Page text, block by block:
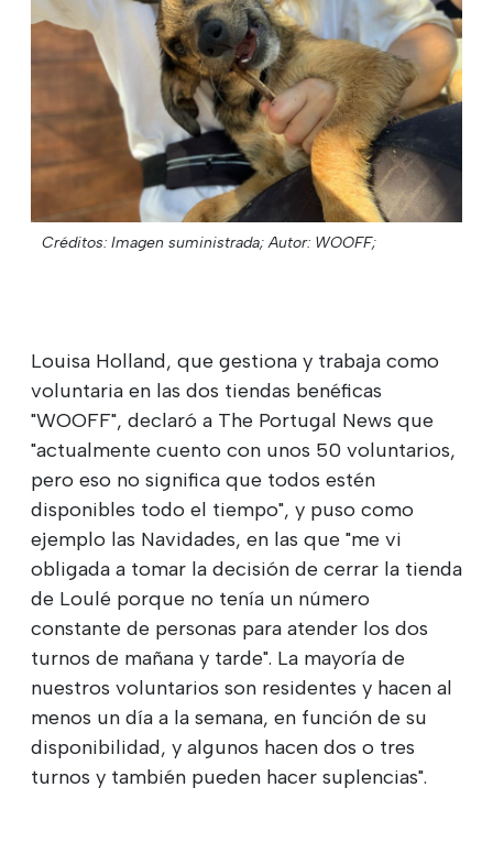
Créditos: Imagen suministrada; Autor: WOOFF;
Louisa Holland, que gestiona y trabaja como
voluntaria en las dos tiendas benéficas
"WOOFF", declaró a The Portugal News que
"actualmente cuento con unos 50 voluntarios,
pero eso no significa que todos estén
disponibles todo el tiempo", y puso como
ejemplo las Navidades, en las que "me vi
obligada a tomar la decisión de cerrar la tienda
de Loulé porque no tenía un número
constante de personas para atender los dos
turnos de mañana y tarde". La mayoría de
nuestros voluntarios son residentes y hacen al
menos un día a la semana, en función de su
disponibilidad, y algunos hacen dos o tres
turnos y también pueden hacer suplencias".